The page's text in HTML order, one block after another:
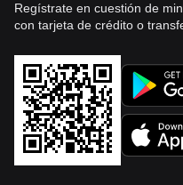
Regístrate en cuestión de
con tarjeta de crédito o